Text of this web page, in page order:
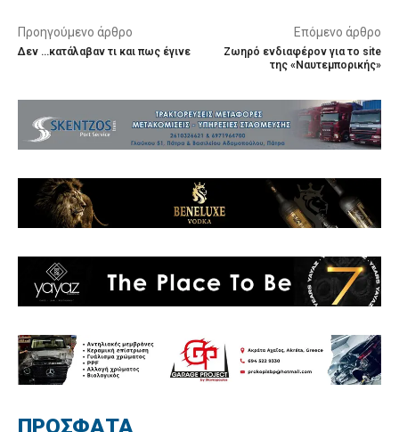
Προηγούμενο άρθρο
Δεν …κατάλαβαν τι και πως έγινε
Επόμενο άρθρο
Ζωηρό ενδιαφέρον για το site
της «Ναυτεµπορικής»
ΠΡΟΣΦΑΤΑ